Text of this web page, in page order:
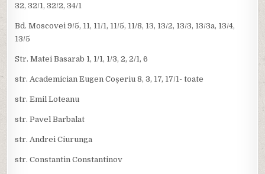
32, 32/1, 32/2, 34/1
Bd. Moscovei 9/5, 11, 11/1, 11/5, 11/8, 13, 13/2, 13/3, 13/3a, 13/4,
13/5
Str. Matei Basarab 1, 1/1, 1/3, 2, 2/1, 6
str. Academician Eugen Coșeriu 8, 3, 17, 17/1- toate
str. Emil Loteanu
str. Pavel Barbalat
str. Andrei Ciurunga
str. Constantin Constantinov